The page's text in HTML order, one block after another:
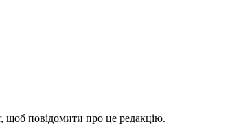
щоб повідомити про це редакцію.